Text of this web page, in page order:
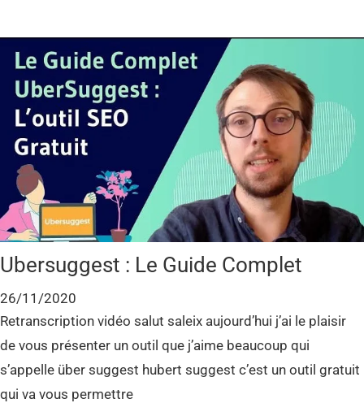
Ubersuggest : Le Guide Complet
26/11/2020
Retranscription vidéo salut saleix aujourd’hui j’ai le plaisir
de vous présenter un outil que j’aime beaucoup qui
s’appelle über suggest hubert suggest c’est un outil gratuit
qui va vous permettre